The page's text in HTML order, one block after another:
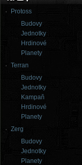
Protoss
Budovy
Jednotky
Hrdinové
Planety
Terran
Budovy
Jednotky
Kampaň
Hrdinové
Planety
Zerg
Budovy
Jednotky
Planety